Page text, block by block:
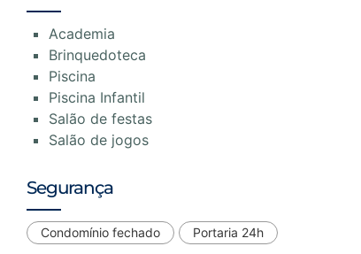
Academia
Brinquedoteca
Piscina
Piscina Infantil
Salão de festas
Salão de jogos
Segurança
Condomínio fechado Portaria 24h